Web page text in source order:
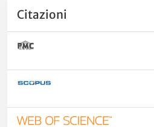
Citazioni